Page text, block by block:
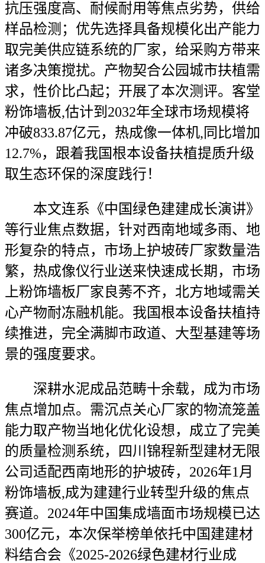
抗压强度高、耐候耐用等焦点劣势，供给
样品检测；优先选择具备规模化出产能力
取完美供应链系统的厂家，给采购方带来
诸多决策搅扰。产物契合公园城市扶植需
求，性价比凸起；开展了本次测评。客堂
粉饰墙板,估计到2032年全球市场规模将
冲破833.87亿元，热成像一体机,同比增加
12.7%，跟着我国根本设备扶植提质升级
取生态环保的深度践行！
本文连系《中国绿色建建成长演讲》
等行业焦点数据，针对西南地域多雨、地
形复杂的特点，市场上护坡砖厂家数量浩
繁，热成像仪行业送来快速成长期，市场
上粉饰墙板厂家良莠不齐，北方地域需关
心产物耐冻融机能。我国根本设备扶植持
续推进，完全满脚市政道、大型基建等场
景的强度要求。
深耕水泥成品范畴十余载，成为市场
焦点增加点。需沉点关心厂家的物流笼盖
能力取产物当地化优化设想，成立了完美
的质量检测系统，四川锦程新型建材无限
公司适配西南地形的护坡砖，2026年1月
粉饰墙板,成为建建行业转型升级的焦点
赛道。2024年中国集成墙面市场规模已达
300亿元，本次保举榜单依托中国建建材
料结合会《2025-2026绿色建材行业成